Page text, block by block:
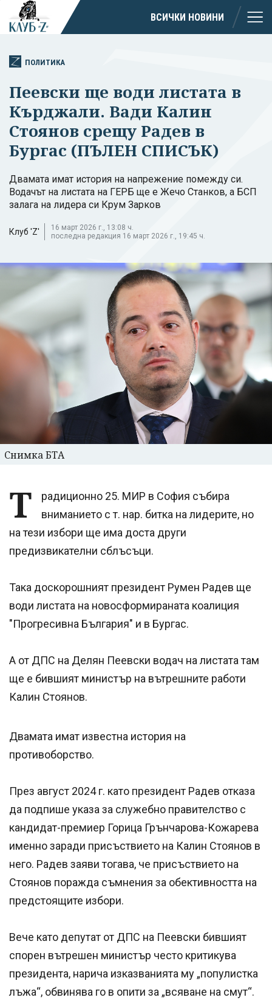
ВСИЧКИ НОВИНИ
ПОЛИТИКА
Пеевски ще води листата в
Кърджали. Вади Калин
Стоянов срещу Радев в
Бургас (ПЪЛЕН СПИСЪК)
Двамата имат история на напрежение помежду си.
Водачът на листата на ГЕРБ ще е Жечо Станков, а БСП
залага на лидера си Крум Зарков
Клуб 'Z'
16 март 2026 г., 13:08 ч.
последна редакция 16 март 2026 г., 19:45 ч.
Снимка БТА
Т
радиционно 25. МИР в София събира
вниманието с т. нар. битка на лидерите, но
на тези избори ще има доста други
предизвикателни сблъсъци.
Така доскорошният президент Румен Радев ще
води листата на новосформираната коалиция
"Прогресивна България" и в Бургас.
А от ДПС на Делян Пеевски водач на листата там
ще е бившият министър на вътрешните работи
Калин Стоянов.
Двамата имат известна история на
противоборство.
През август 2024 г. като президент Радев отказа
да подпише указа за служебно правителство с
кандидат-премиер Горица Грънчарова-Кожарева
именно заради присъствието на Калин Стоянов в
него. Радев заяви тогава, че присъствието на
Стоянов поражда съмнения за обективността на
предстоящите избори.
Вече като депутат от ДПС на Пеевски бившият
спорен вътрешен министър често критикува
президента, нарича изказванията му „популистка
лъжа“, обвинява го в опити за „всяване на смут“.